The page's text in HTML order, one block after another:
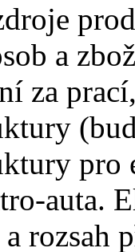
a
za
pro
auta.
rozsah